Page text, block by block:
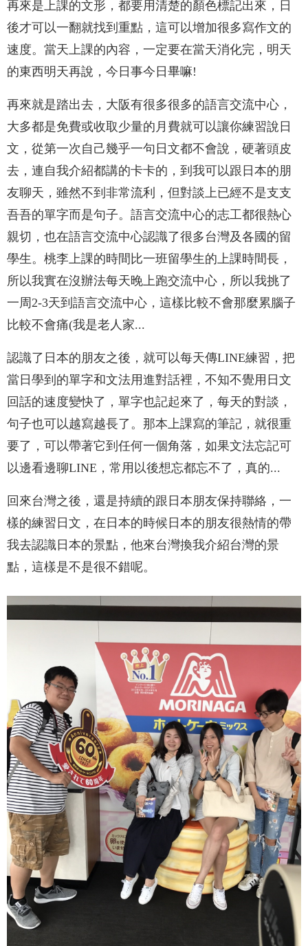
再來是上課的文形，都要用清楚的顏色標記出來，日
後才可以一翻就找到重點，這可以增加很多寫作文的
速度。當天上課的內容，一定要在當天消化完，明天
的東西明天再說，今日事今日畢嘛!
再來就是踏出去，大阪有很多很多的語言交流中心，
大多都是免費或收取少量的月費就可以讓你練習說日
文，從第一次自己幾乎一句日文都不會說，硬著頭皮
去，連自我介紹都講的卡卡的，到我可以跟日本的朋
友聊天，雖然不到非常流利，但對談上已經不是支支
吾吾的單字而是句子。語言交流中心的志工都很熱心
親切，也在語言交流中心認識了很多台灣及各國的留
學生。桃李上課的時間比一班留學生的上課時間長，
所以我實在沒辦法每天晚上跑交流中心，所以我挑了
一周2-3天到語言交流中心，這樣比較不會那麼累腦子
比較不會痛(我是老人家...
認識了日本的朋友之後，就可以每天傳LINE練習，把
當日學到的單字和文法用進對話裡，不知不覺用日文
回話的速度變快了，單字也記起來了，每天的對談，
句子也可以越寫越長了。那本上課寫的筆記，就很重
要了，可以帶著它到任何一個角落，如果文法忘記可
以邊看邊聊LINE，常用以後想忘都忘不了，真的...
回來台灣之後，還是持續的跟日本朋友保持聯絡，一
樣的練習日文，在日本的時候日本的朋友很熱情的帶
我去認識日本的景點，他來台灣換我介紹台灣的景
點，這樣是不是很不錯呢。